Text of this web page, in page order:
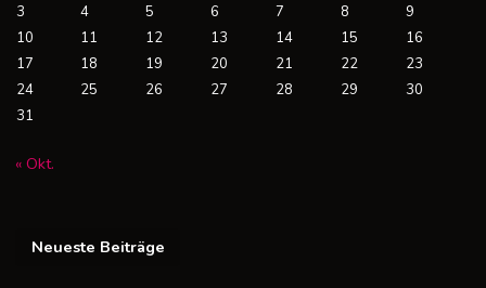
3
4 5 6 7 8
9
10
11 12 13 14 15
16
17
18 19 20 21 22
23
24
25 26 27 28 29
30
31
« Okt.
Neueste Beiträge